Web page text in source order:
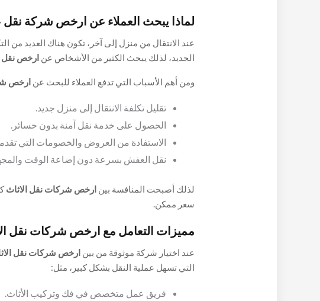
الأسعار.
لماذا يبحث العملاء عن ارخص شركة
عند الانتقال من منزل إلى آخر، تكون هناك العديد من
الجديد، لذلك يبحث الكثير من الأشخاص عن ارخص
ومن أهم الأسباب التي تدفع العملاء للبحث عن ارخص
تقليل تكلفة الانتقال إلى منزل جديد.
الحصول على خدمة نقل آمنة بدون خسائر.
الاستفادة من العروض والخصومات التي
نقل العفش بسرعة دون إضاعة الوقت
لذلك أصبحت المنافسة بين ارخص شركات نقل الاثاث
سعر ممكن.
مميزات التعامل مع ارخص شركات نقل
عند اختيار شركة موثوقة من بين ارخص شركات نقل
التي تسهل عملية النقل بشكل كبير، مثل:
فريق عمل متخصص في فك وتركيب الأثاث.